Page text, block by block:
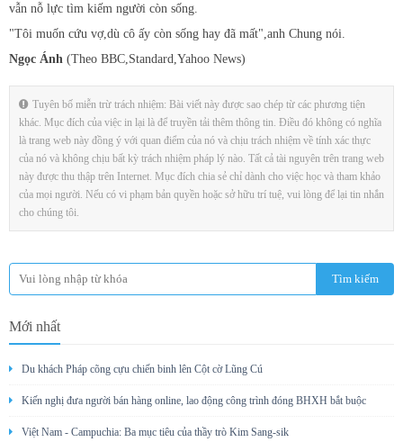
vẫn nỗ lực tìm kiếm người còn sống.
"Tôi muốn cứu vợ,dù cô ấy còn sống hay đã mất",anh Chung nói.
Ngọc Ánh (Theo BBC,Standard,Yahoo News)
Tuyên bố miễn trừ trách nhiệm: Bài viết này được sao chép từ các phương tiện
khác. Mục đích của việc in lại là để truyền tải thêm thông tin. Điều đó không có nghĩa
là trang web này đồng ý với quan điểm của nó và chịu trách nhiệm về tính xác thực
của nó và không chịu bất kỳ trách nhiệm pháp lý nào. Tất cả tài nguyên trên trang web
này được thu thập trên Internet. Mục đích chia sẻ chỉ dành cho việc học và tham khảo
của mọi người. Nếu có vi phạm bản quyền hoặc sở hữu trí tuệ, vui lòng để lại tin nhắn
cho chúng tôi.
Mới nhất
Du khách Pháp cõng cựu chiến binh lên Cột cờ Lũng Cú
Kiến nghị đưa người bán hàng online, lao động công trình đóng BHXH bắt buộc
Việt Nam - Campuchia: Ba mục tiêu của thầy trò Kim Sang-sik